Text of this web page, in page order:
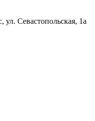
ул. Севастопольская, 1а